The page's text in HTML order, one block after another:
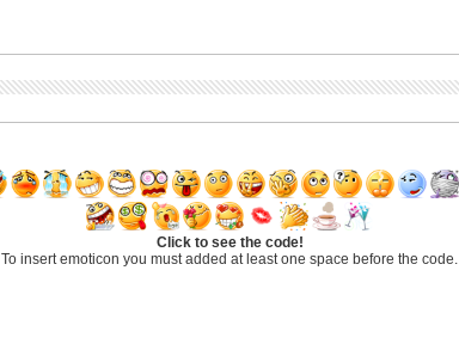
Click to see the code!
To insert emoticon you must added at least one space before the code.